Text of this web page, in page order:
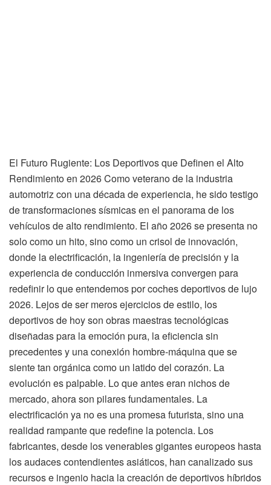
El Futuro Rugiente: Los Deportivos que Definen el Alto
Rendimiento en 2026 Como veterano de la industria
automotriz con una década de experiencia, he sido testigo
de transformaciones sísmicas en el panorama de los
vehículos de alto rendimiento. El año 2026 se presenta no
solo como un hito, sino como un crisol de innovación,
donde la electrificación, la ingeniería de precisión y la
experiencia de conducción inmersiva convergen para
redefinir lo que entendemos por coches deportivos de lujo
2026. Lejos de ser meros ejercicios de estilo, los
deportivos de hoy son obras maestras tecnológicas
diseñadas para la emoción pura, la eficiencia sin
precedentes y una conexión hombre-máquina que se
siente tan orgánica como un latido del corazón. La
evolución es palpable. Lo que antes eran nichos de
mercado, ahora son pilares fundamentales. La
electrificación ya no es una promesa futurista, sino una
realidad rampante que redefine la potencia. Los
fabricantes, desde los venerables gigantes europeos hasta
los audaces contendientes asiáticos, han canalizado sus
recursos e ingenio hacia la creación de deportivos híbridos